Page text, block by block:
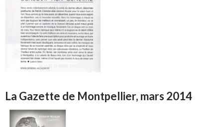
La Gazette de Montpellier, mars 2014